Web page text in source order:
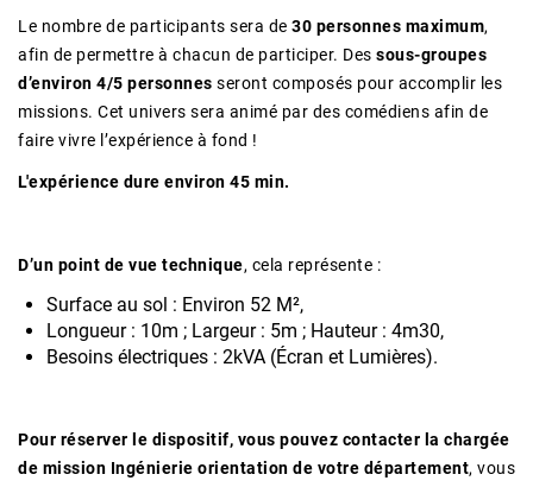
Le nombre de participants sera de 30 personnes maximum,
afin de permettre à chacun de participer. Des sous-groupes
d’environ 4/5 personnes seront composés pour accomplir les
missions. Cet univers sera animé par des comédiens afin de
faire vivre l’expérience à fond !
L'expérience dure environ 45 min.
D’un point de vue technique, cela représente :
Surface au sol : Environ 52 M²,
Longueur : 10m ; Largeur : 5m ; Hauteur : 4m30,
Besoins électriques : 2kVA (Écran et Lumières).
Pour réserver le dispositif, vous pouvez contacter la chargée
de mission Ingénierie orientation de votre département, vous